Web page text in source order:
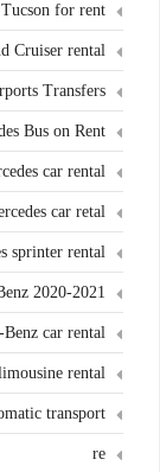
for rent
Cruiser rental
Transfers
Bus on Rent
car rental
car retal
sprinter rental
2020-2021
Benz car rental
rental
transport
re